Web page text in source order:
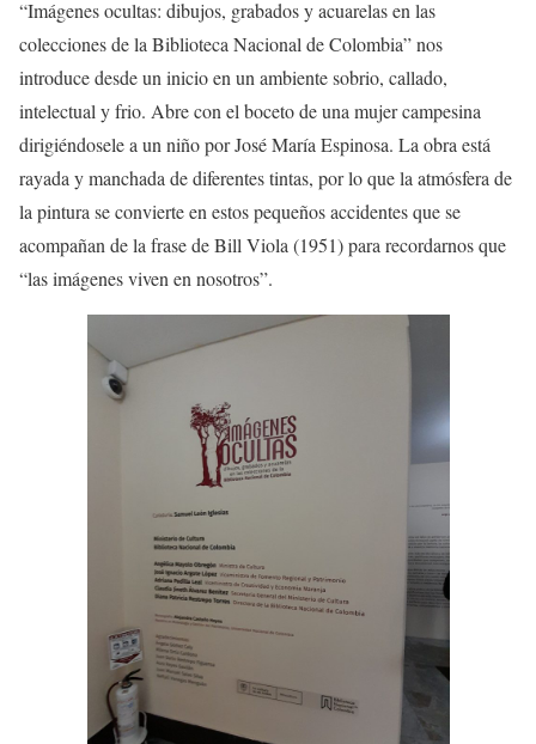
“Imágenes ocultas: dibujos, grabados y acuarelas en las
colecciones de la Biblioteca Nacional de Colombia” nos
introduce desde un inicio en un ambiente sobrio, callado,
intelectual y frio. Abre con el boceto de una mujer campesina
dirigiéndosele a un niño por José María Espinosa. La obra está
rayada y manchada de diferentes tintas, por lo que la atmósfera de
la pintura se convierte en estos pequeños accidentes que se
acompañan de la frase de Bill Viola (1951) para recordarnos que
“las imágenes viven en nosotros”.